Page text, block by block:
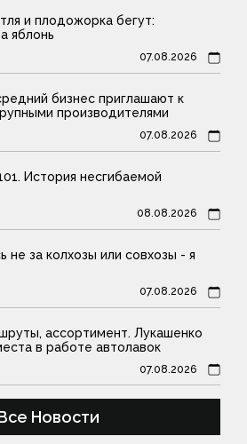
и плодожорка бегут:
яблонь
07.08.2026
бизнес приглашают к
производителями
07.08.2026
История несгибаемой
08.08.2026
не за колхозы или совхозы - я
07.08.2026
ассортимент. Лукашенко
в работе автолавок
07.08.2026
Новости